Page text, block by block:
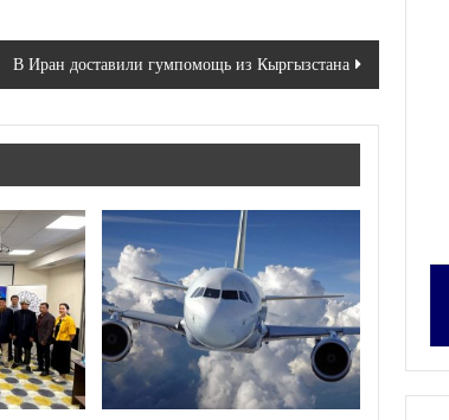
В Иран доставили гумпомощь из Кыргызстана